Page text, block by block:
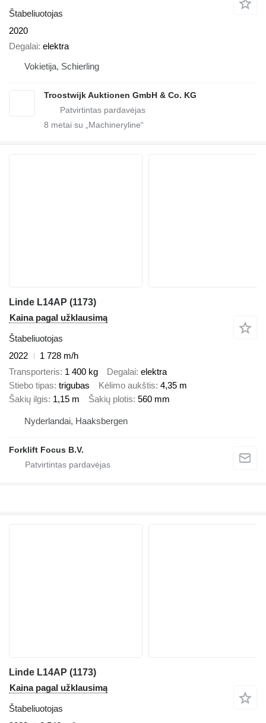
Štabeliuotojas
2020
Degalai elektra
Vokietija, Schierling
Troostwijk Auktionen GmbH & Co. KG
8 metai su „Machineryline“
Linde L14AP (1173)
Kaina pagal užklausimą
Štabeliuotojas
2022
1 728 m/h
Transporteris 1 400 kg Degalai elektra
Stiebo tipas trigubas Kėlimo aukštis 4,35 m
Šakių ilgis 1,15 m Šakių plotis 560 mm
Nyderlandai, Haaksbergen
Forklift Focus B.V.
Linde L14AP (1173)
Kaina pagal užklausimą
Štabeliuotojas